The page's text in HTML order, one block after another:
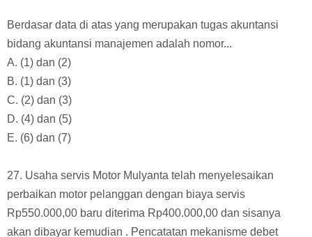
taksiran
(6) Kegiatan operasional pada masa yang akan datang
(7) Membantu manajemen dalam menjalankan perusahaan
Berdasar data di atas yang merupakan tugas akuntansi
bidang akuntansi manajemen adalah nomor...
A. (1) dan (2)
C. (2) dan (3)
D. (4) dan (5)
E. (6) dan (7)